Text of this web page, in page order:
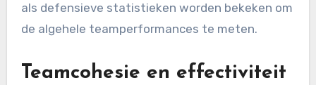
als defensieve statistieken worden bekeken om
de algehele teamperformances te meten.
Teamcohesie en effectiviteit